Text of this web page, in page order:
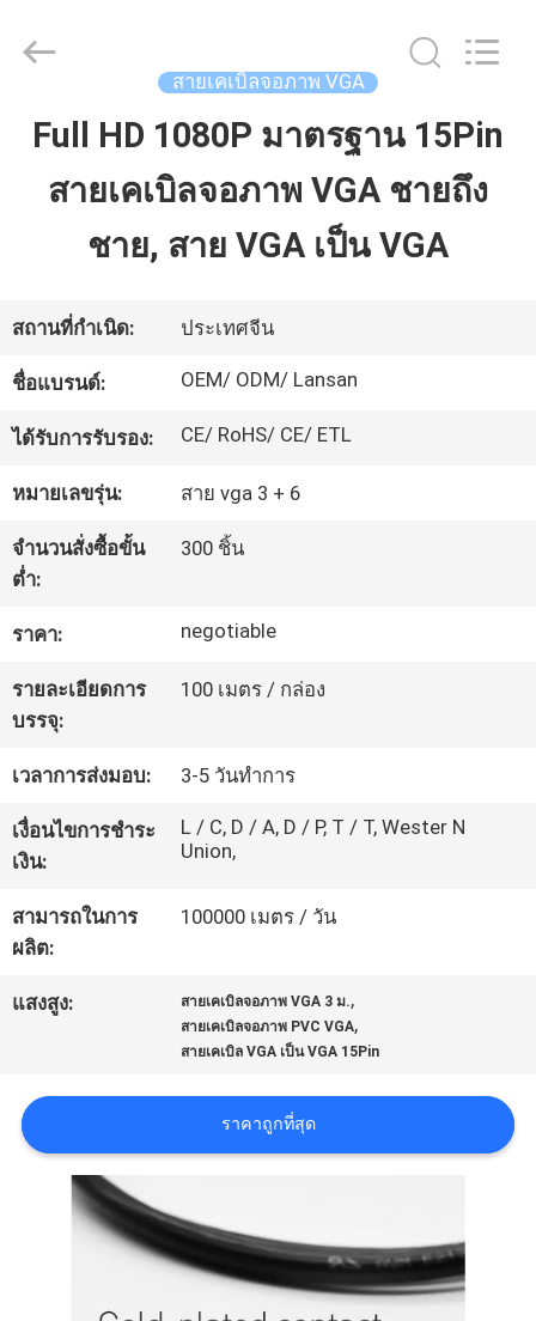
บ้าน
วิดีโอ
คุณภาพ
ติดต่อ
เรา
คดี
แผนผัง
Cable
Industry
Reserved.
สายเคเบิลจอภาพ VGA
Full HD 1080P มาตรฐาน 15Pin
สายเคเบิลจอภาพ VGA ชายถึง
ชาย, สาย VGA เป็น VGA
สถานที่กำเนิด: ประเทศจีน
ชื่อแบรนด์: OEM/ ODM/ Lansan
ได้รับการรับรอง: CE/ RoHS/ CE/ ETL
หมายเลขรุ่น: สาย vga 3 + 6
จำนวนสั่งซื้อขั้น
ต่ำ:
300 ชิ้น
ราคา: negotiable
รายละเอียดการ
บรรจุ:
100 เมตร / กล่อง
เวลาการส่งมอบ: 3-5 วันทำการ
เงื่อนไขการชำระ
เงิน:
L / C, D / A, D / P, T / T, Wester N
Union,
สามารถในการ
ผลิต:
100000 เมตร / วัน
แสงสูง: สายเคเบิลจอภาพ VGA 3 ม.,
สายเคเบิลจอภาพ PVC VGA,
สายเคเบิล VGA เป็น VGA 15Pin
ราคาถูกที่สุด